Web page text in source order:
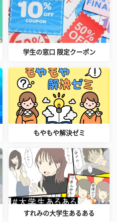
学生の窓口 限定クーポン
もやもや解決ゼミ
すれみの大学生あるある